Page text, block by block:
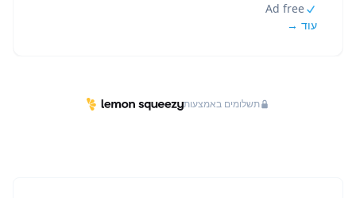
Ad free
עוד →
תשלומים באמצעות